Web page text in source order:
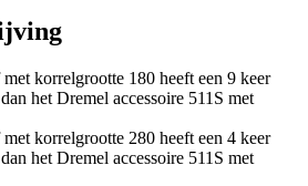
korrelgrootte 180 heeft een 9 keer
het Dremel accessoire 511S met
korrelgrootte 280 heeft een 4 keer
het Dremel accessoire 511S met